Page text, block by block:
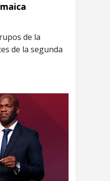
de la
de la segunda